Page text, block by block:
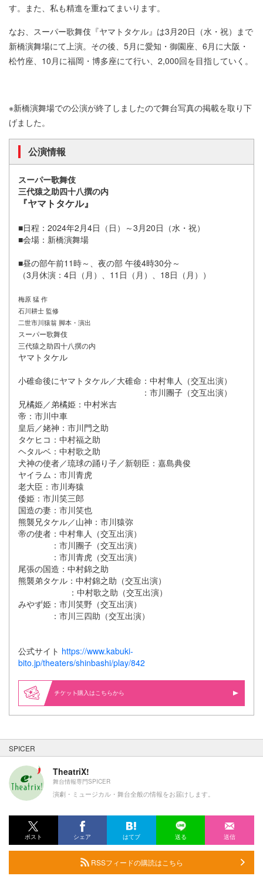
す。また、私も精進を重ねてまいります。
なお、スーパー歌舞伎『ヤマトタケル』は3月20日（水・祝）まで
新橋演舞場にて上演。その後、5月に愛知・御園座、6月に大阪・
松竹座、10月に福岡・博多座にて行い、2,000回を目指していく。
※新橋演舞場での公演が終了しましたので舞台写真の掲載を取り下
げました。
公演情報
スーパー歌舞伎
三代猿之助四十八撰の内
『ヤマトタケル』
■日程：2024年2月4日（日）～3月20日（水・祝）
■会場：新橋演舞場
■昼の部午前11時～、夜の部 午後4時30分～
（3月休演：4日（月）、11日（月）、18日（月））
梅原 猛 作
石川耕士 監修
二世市川猿翁 脚本・演出
スーパー歌舞伎
三代猿之助四十八撰の内
ヤマトタケル
小碓命後にヤマトタケル／大碓命：中村隼人（交互出演）
：市川團子（交互出演）
兄橘姫／弟橘姫：中村米吉
帝：市川中車
皇后／姥神：市川門之助
タケヒコ：中村福之助
ヘタルベ：中村歌之助
犬神の使者／琉球の踊り子／新朝臣：嘉島典俊
ヤイラム：市川青虎
老大臣：市川寿猿
倭姫：市川笑三郎
国造の妻：市川笑也
熊襲兄タケル／山神：市川猿弥
帝の使者：中村隼人（交互出演）
：市川團子（交互出演）
：市川青虎（交互出演）
尾張の国造：中村錦之助
熊襲弟タケル：中村錦之助（交互出演）
：中村歌之助（交互出演）
みやず姫：市川笑野（交互出演）
：市川三四助（交互出演）
公式サイト https://www.kabuki-
bito.jp/theaters/shinbashi/play/842
購入はこちらから
SPICER
TheatriX!
舞台情報専門SPICER
演劇・ミュージカル・舞台全般の情報をお届けします。
ポスト シェア はてブ 送る 送信
RSSフィードの購読はこちら